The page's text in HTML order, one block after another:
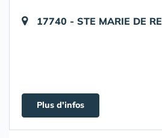
17740 - STE MARIE DE RE
Plus d'infos